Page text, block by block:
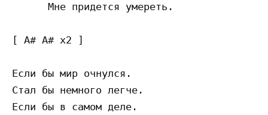
      Мне придется умереть.
[ A# A# x2 ]
Если бы мир очнулся.
Стал бы немного легче.
Если бы в самом деле.